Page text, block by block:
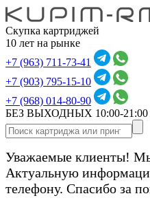
Скупка картриджей
10 лет на рынке
+7 (963) 711-73-41
+7 (903) 795-15-10
+7 (968) 014-80-90
БЕЗ ВЫХОДНЫХ 10:00-21:00
Уважаемые клиенты!
Актуальную
телефону. Спасибо за